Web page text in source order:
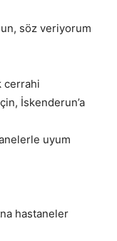
söz veriyorum
cerrahi
İskenderun’a
uyum
hastaneler